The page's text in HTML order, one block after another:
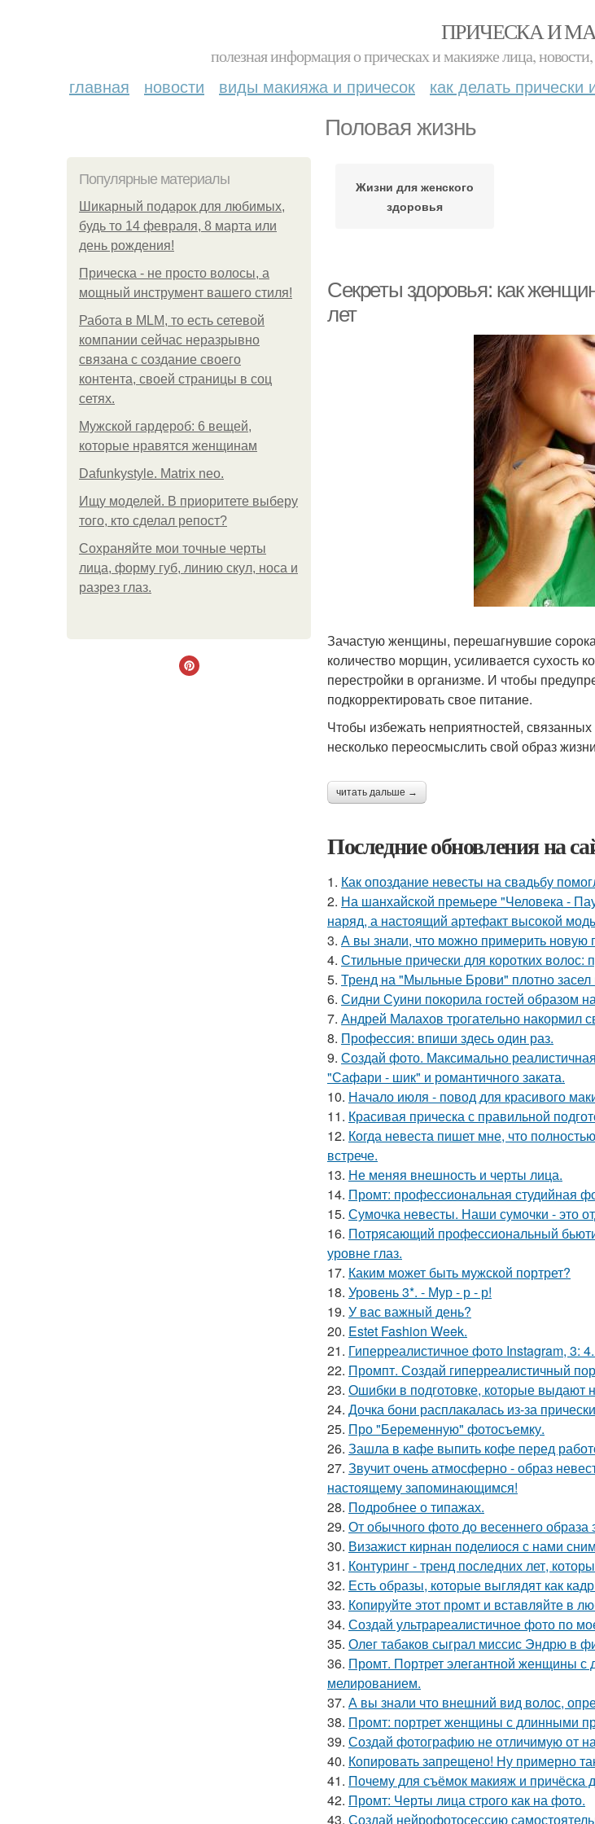
ПРИЧЕСКА И
полезная информация о прическах и макияже лица,
главная новости виды макияжа и причесок как делать прически
Половая жизнь
Популярные материалы
Шикарный подарок для любимых,
будь то 14 февраля, 8 марта или
день рождения!
Прическа - не просто волосы, а
мощный инструмент вашего стиля!
Работа в MLM, то есть сетевой
компании сейчас неразрывно
связана с создание своего
контента, своей страницы в соц
сетях.
Мужской гардероб: 6 вещей,
которые нравятся женщинам
Dafunkystyle. Matrix neo.
Ищу моделей. В приоритете выберу
того, кто сделал репост?
Сохраняйте мои точные черты
лица, форму губ, линию скул, носа и
разрез глаз.
Жизни для женского
здоровья
Секреты здоровья: как
лет
Зачастую женщины, перешагнувшие
количество морщин, усиливается сухость
перестройки в организме. И чтобы
подкорректировать свое питание.
Чтобы избежать неприятностей,
несколько переосмыслить свой образ
читать дальше →
Последние обновления на
1. Как опоздание невесты на свадьбу
2. На шанхайской премьере "Человека -
наряд, а настоящий артефакт высокой
3. А вы знали, что можно примерить новую
4. Стильные прически для коротких волос:
5. Тренд на "Мыльные Брови" плотно засел
6. Сидни Суини покорила гостей образом
7. Андрей Малахов трогательно накормил
8. Профессия: впиши здесь один раз.
9. Создай фото. Максимально
"Сафари - шик" и романтичного заката.
10. Начало июля - повод для красивого
11. Красивая прическа с правильной
12. Когда невеста пишет мне, что
встрече.
13. Не меняя внешность и черты лица.
14. Промт: профессиональная студийная
15. Сумочка невесты. Наши сумочки - это
16. Потрясающий профессиональный
уровне глаз.
17. Каким может быть мужской портрет?
18. Уровень 3*. - Мур - р - р!
19. У вас важный день?
20. Estet Fashion Week.
21. Гиперреалистичное фото Instagram, 3:
22. Промпт. Создай гиперреалистичный
23. Ошибки в подготовке, которые выдают
24. Дочка бони расплакалась из-за
25. Про "Беременную" фотосъемку.
26. Зашла в кафе выпить кофе перед
27. Звучит очень атмосферно - образ
настоящему запоминающимся!
28. Подробнее о типажах.
29. От обычного фото до весеннего образа
30. Визажист кирнан поделиося с нами
31. Контуринг - тренд последних лет,
32. Есть образы, которые выглядят как
33. Копируйте этот промт и вставляйте в
34. Создай ультрареалистичное фото по
35. Олег табаков сыграл миссис Эндрю в
36. Промт. Портрет элегантной женщины с
мелированием.
37. А вы знали что внешний вид волос,
38. Промт: портрет женщины с длинными
39. Создай фотографию не отличимую от
40. Копировать запрещено! Ну примерно
41. Почему для съёмок макияж и причёска
42. Промт: Черты лица строго как на фото.
43. Создай нейрофотосессию